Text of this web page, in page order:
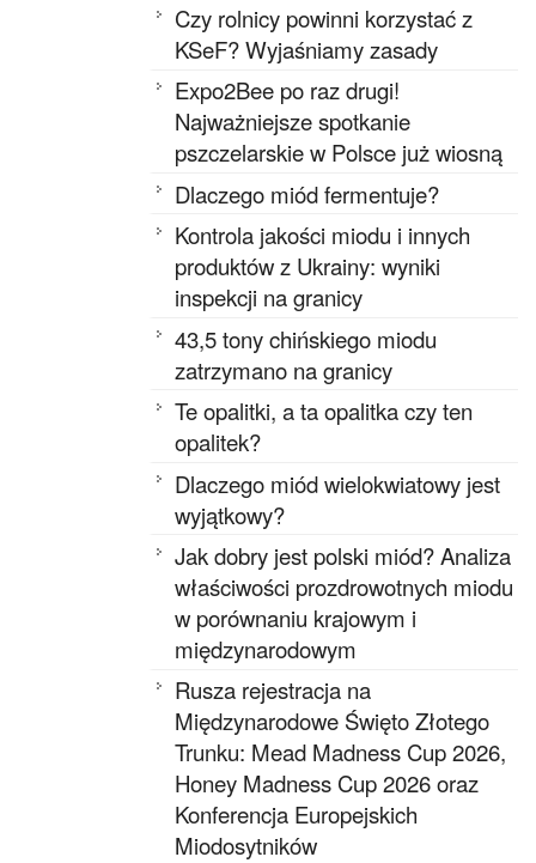
Czy rolnicy powinni korzystać z
KSeF? Wyjaśniamy zasady
Expo2Bee po raz drugi!
Najważniejsze spotkanie
pszczelarskie w Polsce już wiosną
Dlaczego miód fermentuje?
Kontrola jakości miodu i innych
produktów z Ukrainy: wyniki
inspekcji na granicy
43,5 tony chińskiego miodu
zatrzymano na granicy
Te opalitki, a ta opalitka czy ten
opalitek?
Dlaczego miód wielokwiatowy jest
wyjątkowy?
Jak dobry jest polski miód? Analiza
właściwości prozdrowotnych miodu
w porównaniu krajowym i
międzynarodowym
Rusza rejestracja na
Międzynarodowe Święto Złotego
Trunku: Mead Madness Cup 2026,
Honey Madness Cup 2026 oraz
Konferencja Europejskich
Miodosytników